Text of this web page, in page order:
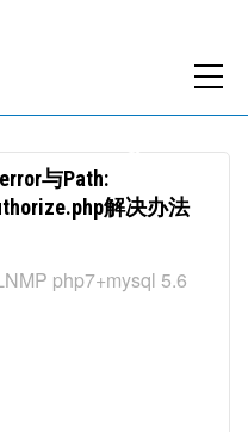
与Path:
解决办法
php7+mysql 5.6